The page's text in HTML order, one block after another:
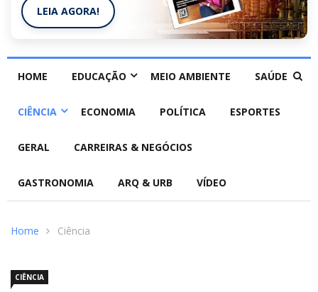
LEIA AGORA!
HOME EDUCAÇÃO MEIO AMBIENTE SAÚDE
CIÊNCIA ECONOMIA POLÍTICA ESPORTES
GERAL CARREIRAS & NEGÓCIOS
GASTRONOMIA ARQ & URB VÍDEO
Home Ciência
CIÊNCIA